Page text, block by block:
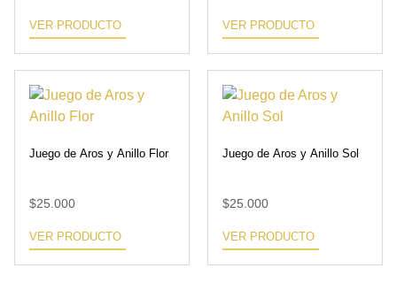
VER PRODUCTO VER PRODUCTO
Juego de Aros y Anillo Flor
$25.000
VER PRODUCTO
Juego de Aros y Anillo Sol
$25.000
VER PRODUCTO